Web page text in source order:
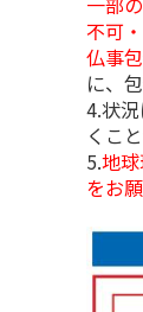
不可
仏事
に、
4.状
くこ
5.地
をお